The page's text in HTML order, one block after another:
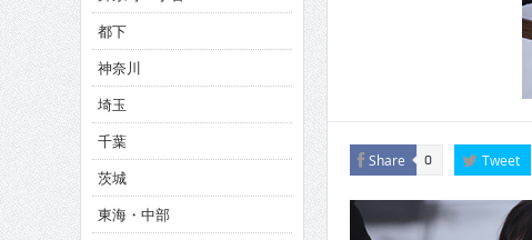
CINEMA×STYLE 285号
CINEMA×STYLE 294号
Share 0 Tweet
都下
神奈川
埼玉
千葉
茨城
東海・中部